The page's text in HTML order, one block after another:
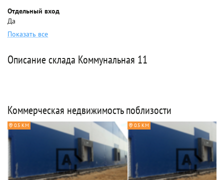
Отдельный вход
Да
Показать все
Описание склада Коммунальная 11
Коммерческая недвижимость поблизости
0.5 КМ 0.5 КМ